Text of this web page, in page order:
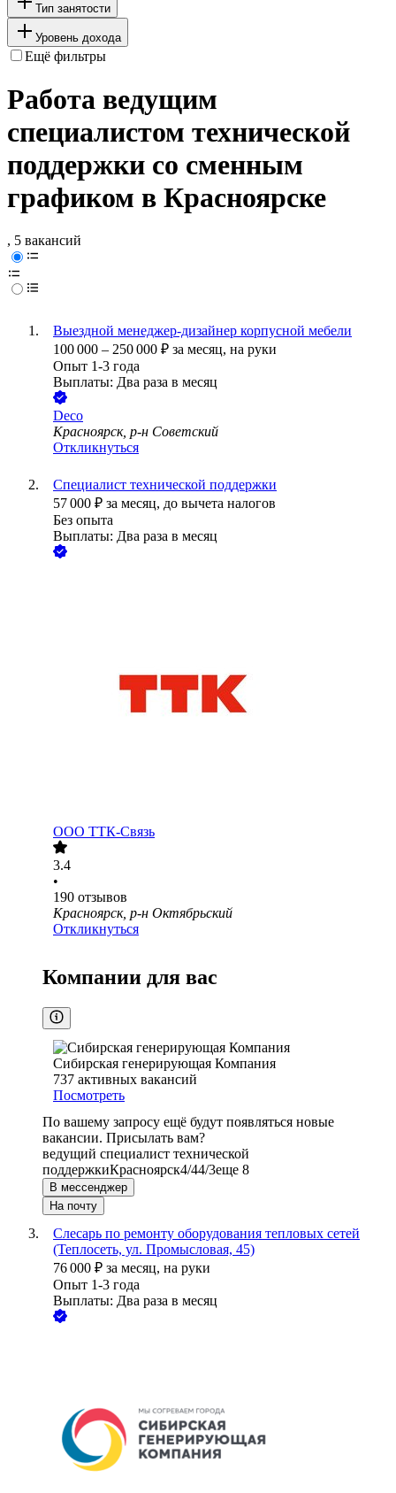
Тип занятости
Уровень дохода
Ещё фильтры
Работа ведущим
специалистом технической
поддержки со сменным
графиком в Красноярске
, 5 вакансий
Выездной менеджер-дизайнер корпусной мебели
100 000 – 250 000 ₽ за месяц, на руки
Опыт 1-3 года
Выплаты: Два раза в месяц
Deco
Красноярск, р-н Советский
Откликнуться
Специалист технической поддержки
57 000 ₽ за месяц, до вычета налогов
Без опыта
Выплаты: Два раза в месяц
ООО ТТК-Связь
3.4
•
190 отзывов
Красноярск, р-н Октябрьский
Откликнуться
Компании для вас
Сибирская генерирующая Компания
737 активных вакансий
Посмотреть
По вашему запросу ещё будут появляться новые
вакансии. Присылать вам?
ведущий специалист технической
поддержкиКрасноярск4/44/3еще 8
В мессенджер
На почту
Слесарь по ремонту оборудования тепловых сетей
(Теплосеть, ул. Промысловая, 45)
76 000 ₽ за месяц, на руки
Опыт 1-3 года
Выплаты: Два раза в месяц